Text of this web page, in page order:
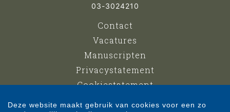
03-3024210
Contact
Vacatures
Manuscripten
Privacystatement
Cookiestatement
Deze website maakt gebruik van cookies voor een zo